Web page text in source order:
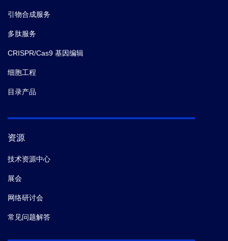
引物合成服务
多肽服务
CRISPR/Cas9 基因编辑
细胞工程
目录产品
资源
技术资源中心
展会
网络研讨会
常见问题解答